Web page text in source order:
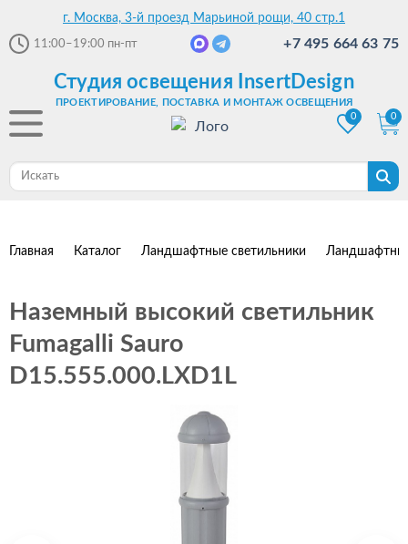
г. Москва, 3-й проезд Марьиной рощи, 40 стр.1
11:00–19:00 пн-пт +7 495 664 63 75
Студия освещения InsertDesign
ПРОЕКТИРОВАНИЕ, ПОСТАВКА И МОНТАЖ ОСВЕЩЕНИЯ
0
0
Главная Каталог Ландшафтные светильники
Наземный высокий светильник
Fumagalli Sauro
D15.555.000.LXD1L